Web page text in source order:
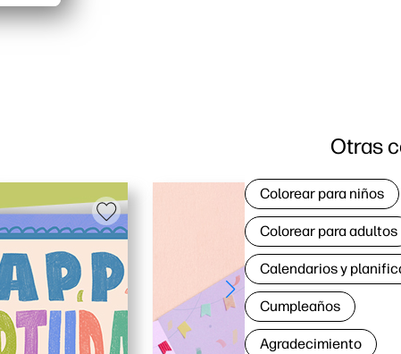
Otras
Colorear para niños
Colorear para adultos
Calendarios y
Cumpleaños
Agradecimiento